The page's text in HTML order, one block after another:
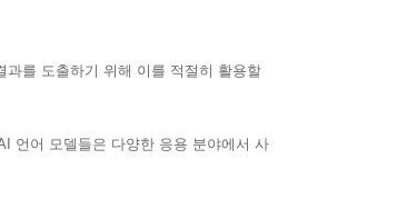
를 도출하기 위해 이를 적절히 활용할
언어 모델들은 다양한 응용 분야에서 사